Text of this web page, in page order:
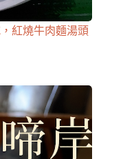
紅燒牛肉麵湯頭